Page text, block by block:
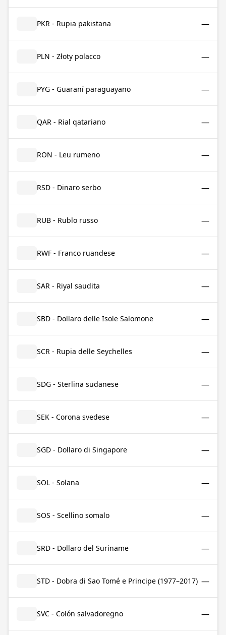
PKR - Rupia pakistana —
PLN - Złoty polacco —
PYG - Guaraní paraguayano —
QAR - Rial qatariano —
RON - Leu rumeno —
RSD - Dinaro serbo —
RUB - Rublo russo —
RWF - Franco ruandese —
SAR - Riyal saudita —
SBD - Dollaro delle Isole Salomone —
SCR - Rupia delle Seychelles —
SDG - Sterlina sudanese —
SEK - Corona svedese —
SGD - Dollaro di Singapore —
SOL - Solana —
SOS - Scellino somalo —
SRD - Dollaro del Suriname —
STD - Dobra di Sao Tomé e Principe (1977–2017) —
SVC - Colón salvadoregno —